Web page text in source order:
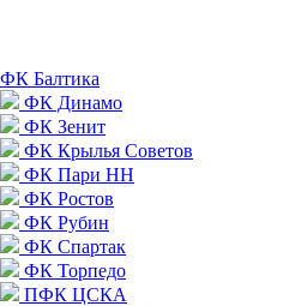
ФК Балтика
ФК Динамо
ФК Зенит
ФК Крылья Советов
ФК Пари НН
ФК Ростов
ФК Рубин
ФК Спартак
ФК Торпедо
ПФК ЦСКА